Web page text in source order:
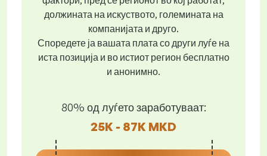
должината на искуството, големината на
компанијата и друго.
Споредете ја вашата плата со други луѓе на
иста позиција и во истиот регион бесплатно
и анонимно.
80% од луѓето заработуваат:
25K - 87K MKD